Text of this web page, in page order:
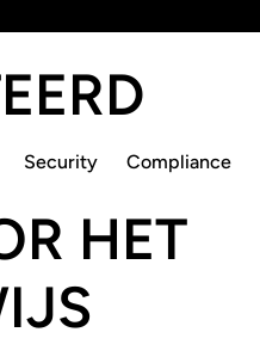
Security Compliance
HET